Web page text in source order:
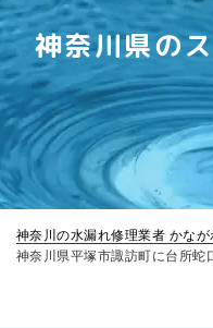
神奈川県の
神奈川の水漏れ修理業者 かなが
神奈川県平塚市諏訪町に台所蛇